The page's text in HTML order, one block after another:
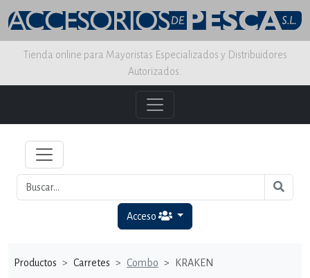
Tienda online para Mayoristas Especializados y Distribuidores
Autorizados.
Acceso
Productos Carretes Combo KRAKEN